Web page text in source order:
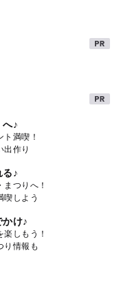
♪
満喫！
出作り
♪
つりへ！
喫しよう
け♪
しもう！
り情報も